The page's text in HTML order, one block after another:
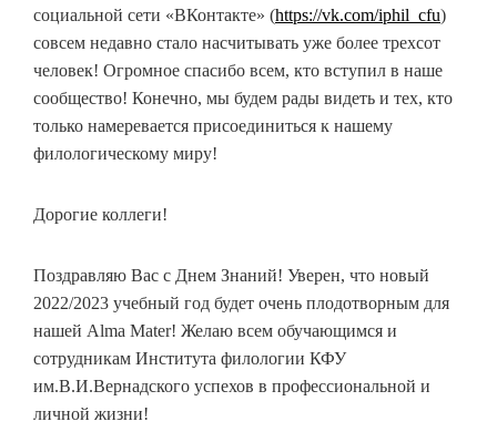
социальной сети «ВКонтакте» (https://vk.com/iphil_cfu)
совсем недавно стало насчитывать уже более трехсот
человек! Огромное спасибо всем, кто вступил в наше
сообщество! Конечно, мы будем рады видеть и тех, кто
только намеревается присоединиться к нашему
филологическому миру!
Дорогие коллеги!
Поздравляю Вас с Днем Знаний! Уверен, что новый
2022/2023 учебный год будет очень плодотворным для
нашей Alma Mater! Желаю всем обучающимся и
сотрудникам Института филологии КФУ
им.В.И.Вернадского успехов в профессиональной и
личной жизни!